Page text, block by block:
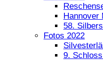
Hannover
58.
Fotos 2022
9.